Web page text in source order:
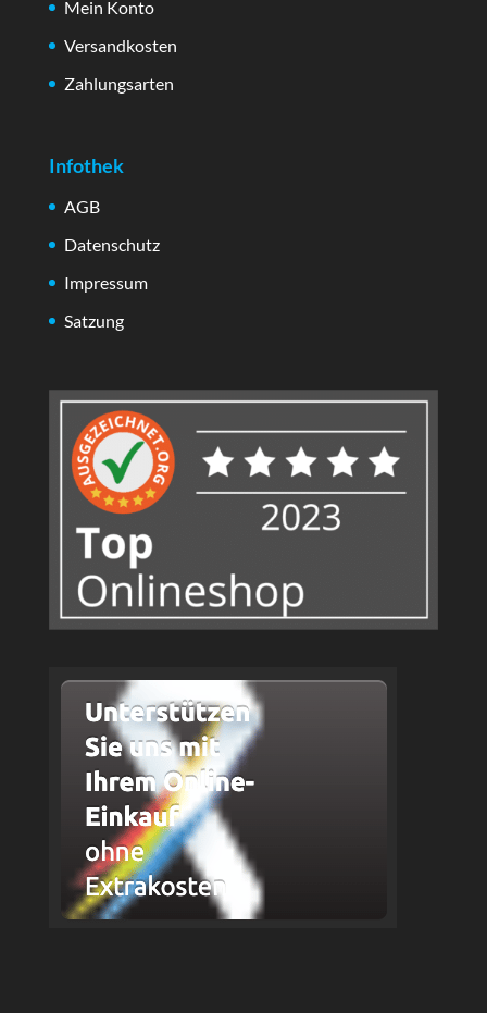
Mein Konto
Versandkosten
Zahlungsarten
Infothek
AGB
Datenschutz
Impressum
Satzung